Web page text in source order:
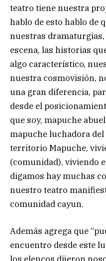
teatro tiene nuestra
hablo de esto hablo de
nuestras
escena, las historias
algo característico,
nuestra cosmovisión,
una gran diferencia,
desde el
que soy, mapuche
mapuche luchadora
territorio Mapuche,
(comunidad), viviendo
digamos hay muchas
nuestro teatro
comunidad cayun.
Además agrega que
encuentro desde este